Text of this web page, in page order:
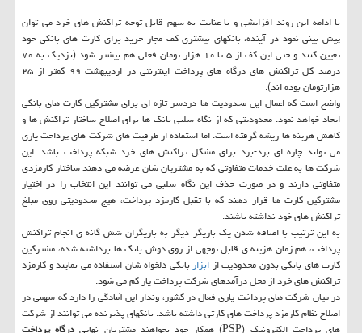
با ادامه این روند افزایشی و با عنایت به سهم قابل توجه تراکنش های خرد می توان
پیش بینی نمود در آینده، بانکهای بیشتری کف مجاز خرید برای کارت های بانکی خود
تعیین کنند و حتی این کف از ۵ تا ۱۰ هزار تومان فعلی هم بیشتر شود (نزدیک به ۷۰
درصد کل تراکنش های درگاه های پرداخت اینترنتی در اردیبهشت ۹۹ کمتر از ۲۵
هزارتومان بوده اند).
واضح است که اعمال این محدودیت ها دردسر تازه ای برای مشترکین کارت های بانکی
ایجاد خواهد نمود. محدودیتی که از نگاه سلبی بانک ها برای اصلاح ساختار تراکنش ها و
کاهش هزینه ها ریشه گرفته است. اما استفاده از ظرفیت های شرکت های پرداخت یاری
می تواند چاره ای برد-برد برای مشکل تراکنش های خرد شبکه پرداخت باشد. این
شرکت ها به علت خدمات متفاوتی که به مشتریان شان عرضه می دهند ساختار کارمزدی
متفاوتی دارند و در صورت حذف این نگاه سلبی می توانند این انتخاب را در اختیار
مشترکین کارت ها قرار دهند که با تقبل کارمزد پرداخت، هیچ محدودیتی روی مبلغ
تراکنش های خود نداشته باشند.
به این ترتیب با اضافه شدن یک بازیگر دیگر به بازیگران شش گانه ی انجام تراکنش
پرداخت، هم زمان هزینه ی قابل توجهی از روی دوش بانک ها برداشته شده، مشترکین
کارت های بانکی بدون محدودیت ازابزاربانکی دلخواه شان استفاده می نمایند و کارمزد
تراکنش های خرد از محل درآمدهای شرکت پرداخت یار کم می شود.
در میان شرکت های پرداخت یاری فعال در کشور، وندار این آمادگی را دارد که سهمی در
اصلاح نظام کارمزد پرداخت های کارتی داشته باشد. بانکهای پذیرنده می توانند از شرکت